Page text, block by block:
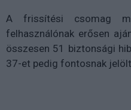
A frissítési csomag
felhasználónak erősen
összesen 51 biztonsági
37-et pedig fontosnak